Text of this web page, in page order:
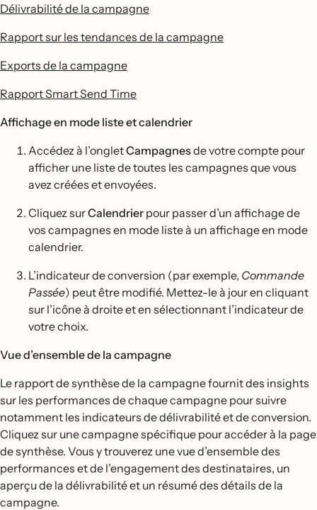
Délivrabilité de la campagne
Rapport sur les tendances de la campagne
Exports de la campagne
Rapport Smart Send Time
Affichage en mode liste et calendrier
Accédez à l’ongletCampagnesde votre compte pour
afficher une liste de toutes les campagnes que vous
avez créées et envoyées.
Cliquez surCalendrier pour passer d’un affichage de
vos campagnes en mode liste à un affichage en mode
calendrier.
L’indicateur de conversion (par exemple, Commande
Passée) peut être modifié. Mettez-le à jour en cliquant
sur l’icône à droite et en sélectionnant l’indicateur de
votre choix.
Vue d’ensemble de la campagne
Le rapport de synthèse de la campagne fournit des insights
sur les performances de chaque campagne pour suivre
notamment les indicateurs de délivrabilité et de conversion.
Cliquez sur une campagne spécifique pour accéder à la page
de synthèse. Vous y trouverez une vue d’ensemble des
performances et de l’engagement des destinataires, un
aperçu de la délivrabilité et un résumé des détails de la
campagne.